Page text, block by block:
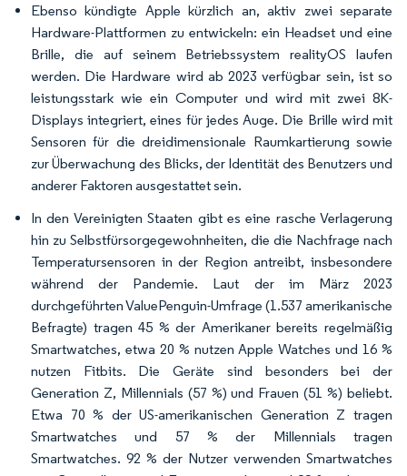
Ebenso kündigte Apple kürzlich an, aktiv zwei separate
Hardware-Plattformen zu entwickeln: ein Headset und eine
Brille, die auf seinem Betriebssystem realityOS laufen
werden. Die Hardware wird ab 2023 verfügbar sein, ist so
leistungsstark wie ein Computer und wird mit zwei 8K-
Displays integriert, eines für jedes Auge. Die Brille wird mit
Sensoren für die dreidimensionale Raumkartierung sowie
zur Überwachung des Blicks, der Identität des Benutzers und
anderer Faktoren ausgestattet sein.
In den Vereinigten Staaten gibt es eine rasche Verlagerung
hin zu Selbstfürsorgegewohnheiten, die die Nachfrage nach
Temperatursensoren in der Region antreibt, insbesondere
während der Pandemie. Laut der im März 2023
durchgeführten ValuePenguin-Umfrage (1.537 amerikanische
Befragte) tragen 45 % der Amerikaner bereits regelmäßig
Smartwatches, etwa 20 % nutzen Apple Watches und 16 %
nutzen Fitbits. Die Geräte sind besonders bei der
Generation Z, Millennials (57 %) und Frauen (51 %) beliebt.
Etwa 70 % der US-amerikanischen Generation Z tragen
Smartwatches und 57 % der Millennials tragen
Smartwatches. 92 % der Nutzer verwenden Smartwatches